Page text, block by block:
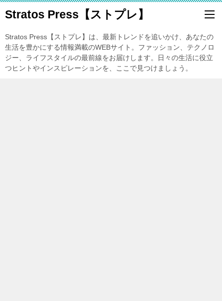
Stratos Press【ストプレ】
Stratos Press【ストプレ】は、最新トレンドを追いかけ、あなたの
生活を豊かにする情報満載のWEBサイト。ファッション、テクノロ
ジー、ライフスタイルの最前線をお届けします。日々の生活に役立
つヒントやインスピレーションを、ここで見つけましょう。